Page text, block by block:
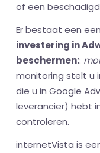
of een
Er bestaat een
investering in
beschermen::
monitoring stelt u
die u in Google
leverancier) hebt
controleren.
internetVista is